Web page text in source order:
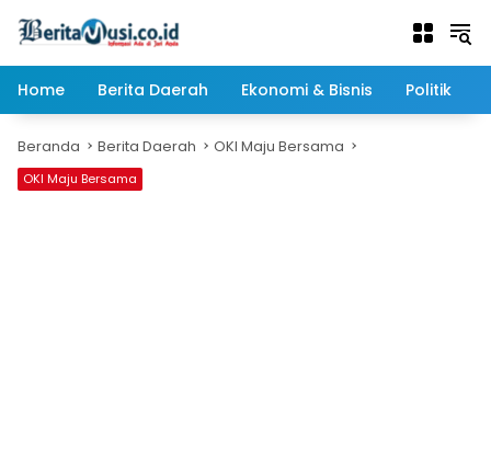
Home
Berita Daerah Ekonomi & Bisnis Politik
Beranda Berita Daerah OKI Maju Bersama
OKI Maju Bersama